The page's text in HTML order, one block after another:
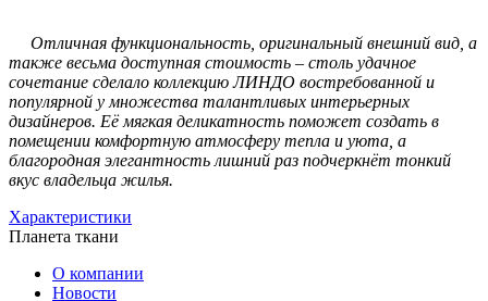
Отличная функциональность, оригинальный внешний вид, а
также весьма доступная стоимость – столь удачное
сочетание сделало коллекцию ЛИНДО востребованной и
популярной у множества талантливых интерьерных
дизайнеров. Её мягкая деликатность поможет создать в
помещении комфортную атмосферу тепла и уюта, а
благородная элегантность лишний раз подчеркнёт тонкий
вкус владельца жилья.
Характеристики
Планета ткани
О компании
Новости